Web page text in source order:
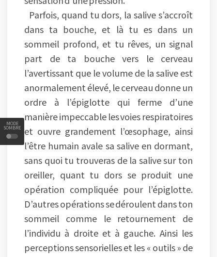
MODE
SOMBRE
Parfois, quand tu dors, la salive s’accroît
dans ta bouche, et là tu es dans un
sommeil profond, et tu rêves, un signal
part de ta bouche vers le cerveau
l’avertissant que le volume de la salive est
anormalement élevé, le cerveau donne un
ordre à l’épiglotte qui ferme d’une
manière impeccable les voies respiratoires
et ouvre grandement l’œsophage, ainsi
l’être humain avale sa salive en dormant,
sans quoi tu trouveras de la salive sur ton
oreiller, quant tu dors se produit une
opération compliquée pour l’épiglotte.
D’autres opérations se déroulent dans ton
sommeil comme le retournement de
l’individu à droite et à gauche. Ainsi les
perceptions sensorielles et les « outils » de